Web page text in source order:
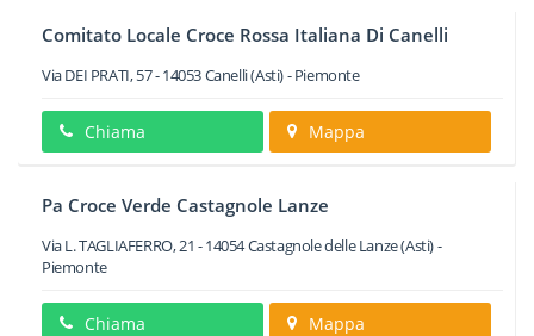
Comitato Locale Croce Rossa Italiana Di Canelli
Via DEI PRATI, 57-14053Canelli(Asti) -Piemonte
Chiama Mappa
Pa Croce Verde Castagnole Lanze
Via L. TAGLIAFERRO, 21 -14054Castagnole delle Lanze(Asti) -
Piemonte
Chiama Mappa